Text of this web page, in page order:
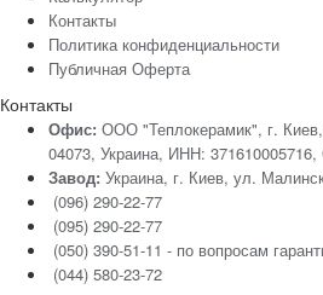
Контакты
Политика конфиденциальности
Публичная Оферта
Контакты
Офис: ООО "Теплокерамик", г.
04073, Украина, ИНН:
Завод: Украина, г. Киев, ул.
(096) 290-22-77
(095) 290-22-77
(050) 390-51-11 - по вопросам
(044) 580-23-72